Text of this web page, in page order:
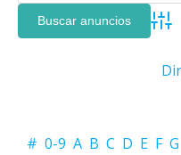
# 0-9 A B C D E F G